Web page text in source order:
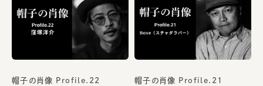
帽子の肖像 Profile.22
帽子の肖像 Profile.21